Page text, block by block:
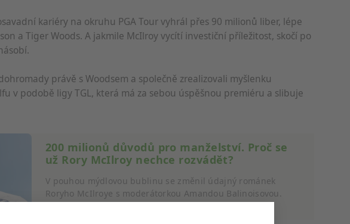
kariéry na okruhu PGA Tour vyhrál přes 90 milionů liber, lépe
a Tiger Woods. A jakmile McIlroy vycítí investiční příležitost, skočí po
právě s Woodsem a společně zrealizovali myšlenku
v podobě ligy TGL, která má za sebou úspěšnou premiéru a slibuje
200 milionů důvodů pro manželství. Proč se
už Rory McIlroy nechce rozvádět?
V pouhou mýdlovou bublinu se změnil údajný románek
Roryho McIlroye s moderátorkou Amandou Balinoisovou.
Pětatřicetiletý...